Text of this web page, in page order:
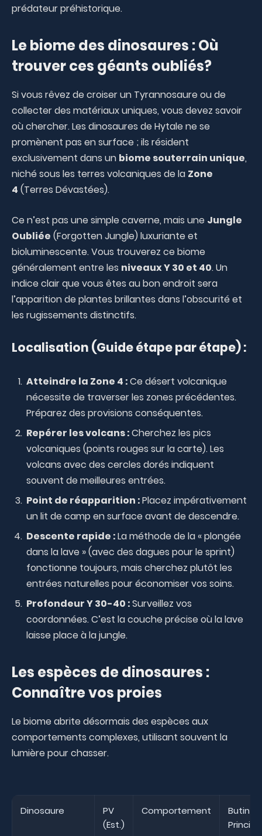
prédateur préhistorique.
Le biome des dinosaures : Où
trouver ces géants oubliés?
Si vous rêvez de croiser un Tyrannosaure ou de
collecter des matériaux uniques, vous devez savoir
où chercher. Les dinosaures de Hytale ne se
promènent pas en surface ; ils résident
exclusivement dans un biome souterrain unique,
niché sous les terres volcaniques de la Zone
4 (Terres Dévastées).
Ce n’est pas une simple caverne, mais une Jungle
Oubliée (Forgotten Jungle) luxuriante et
bioluminescente. Vous trouverez ce biome
généralement entre les niveaux Y 30 et 40. Un
indice clair que vous êtes au bon endroit sera
l’apparition de plantes brillantes dans l’obscurité et
les rugissements distinctifs.
Localisation (Guide étape par étape) :
Atteindre la Zone 4 :Ce désert volcanique
nécessite de traverser les zones précédentes.
Préparez des provisions conséquentes.
Repérer les volcans :Cherchez les pics
volcaniques (points rouges sur la carte). Les
volcans avec des cercles dorés indiquent
souvent de meilleures entrées.
Point de réapparition :Placez impérativement
un lit de camp en surface avant de descendre.
Descente rapide :La méthode de la « plongée
dans la lave » (avec des dagues pour le sprint)
fonctionne toujours, mais cherchez plutôt les
entrées naturelles pour économiser vos soins.
Profondeur Y 30-40 :Surveillez vos
coordonnées. C’est la couche précise où la lave
laisse place à la jungle.
Les espèces de dinosaures :
Connaître vos proies
Le biome abrite désormais des espèces aux
comportements complexes, utilisant souvent la
lumière pour chasser.
Dinosaure
PV
(Est.)
Comportement
Butin